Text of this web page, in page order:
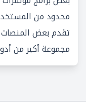
محدود من
تقدم بعض المنصات
مجموعة أكبر من